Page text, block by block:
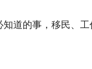
道的事，移民、